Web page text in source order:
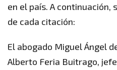
en el país. A
de cada citación:
El abogado Miguel Ángel
Alberto Feria Buitrago,